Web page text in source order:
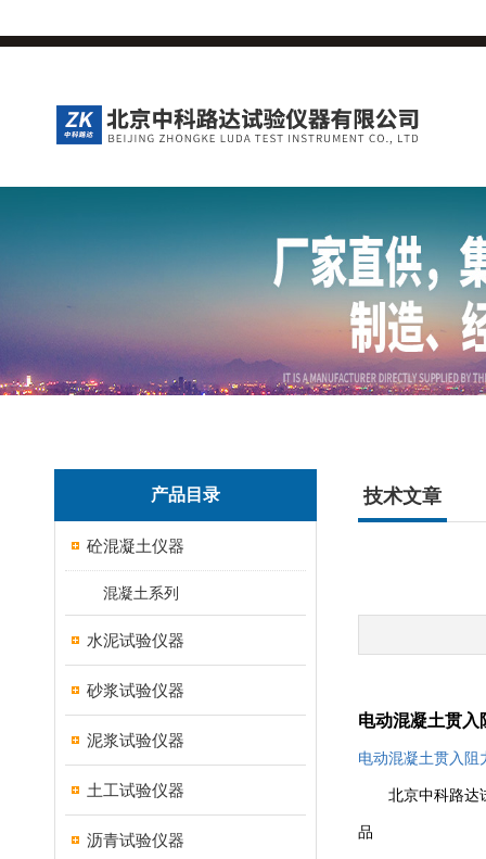
产品目录
砼混凝土仪器
混凝土系列
水泥试验仪器
砂浆试验仪器
泥浆试验仪器
土工试验仪器
沥青试验仪器
技术文章
电动混凝土贯入
电动混凝土贯入阻
北京中科路达
品